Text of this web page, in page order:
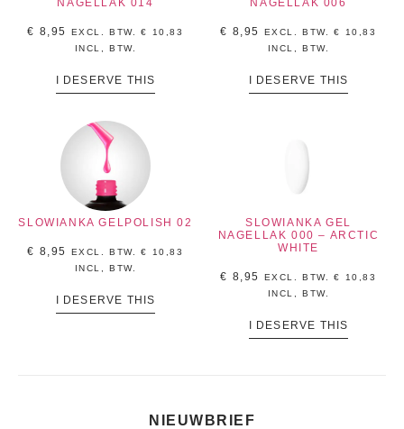
NAGELLAK 014
€ 8,95 EXCL. BTW.€
10,83
INCL, BTW.
I DESERVE THIS
NAGELLAK 006
€ 8,95 EXCL. BTW.€
10,83
INCL, BTW.
I DESERVE THIS
SLOWIANKA GELPOLISH 02
€ 8,95 EXCL. BTW.€
10,83
INCL, BTW.
I DESERVE THIS
SLOWIANKA GEL
NAGELLAK 000 – ARCTIC
WHITE
€ 8,95 EXCL. BTW.€
10,83
INCL, BTW.
I DESERVE THIS
NIEUWBRIEF